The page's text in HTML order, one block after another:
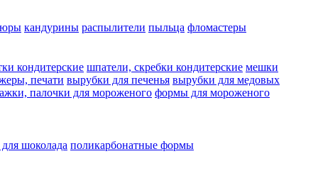
кандурины распылители пыльца фломастеры
кондитерские шпатели, скребки кондитерские мешки
печати вырубки для печенья вырубки для медовых
палочки для мороженого формы для мороженого
шоколада поликарбонатные формы